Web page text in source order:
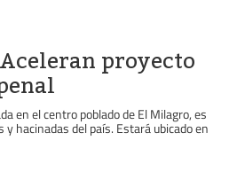
proyecto
en el centro poblado de El Milagro, es
y hacinadas del país. Estará ubicado en